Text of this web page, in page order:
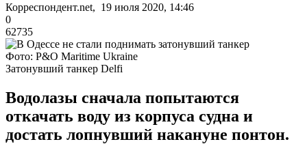
Корреспондент.net, 19 июля 2020, 14:46
0
62735
Фото: P&O Maritime Ukraine
Затонувший танкер Delfi
Водолазы сначала попытаются
откачать воду из корпуса судна и
достать лопнувший накануне понтон.